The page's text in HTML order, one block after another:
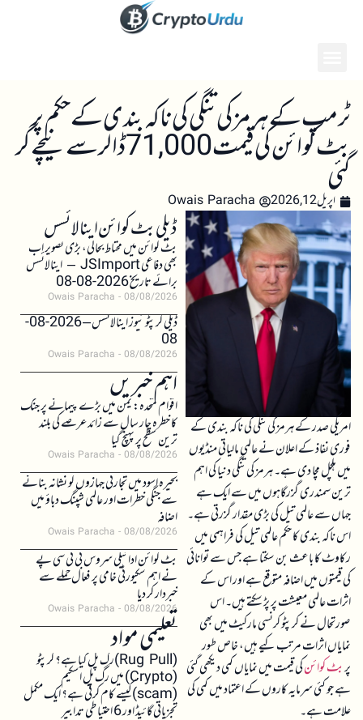
ٹرمپ کے ہرمز کی تنگی کی ناکہ بندی کے حکم پر
بٹ کوائن کی قیمت 71,000 ڈالر سے نیچے گر
گئیاپریل 12, 2026 Owais Paracha
امریکی صدر کے ہرمز کی تنگی کی ناکہ بندی کے
فوری نفاذ کے اعلان نے عالمی مالیاتی منڈیوں
میں ہلچل مچا دی ہے۔ ہرمز کی تنگی دنیا کی اہم
ترین سمندری گزرگاہوں میں سے ایک ہے
جہاں سے عالمی تیل کی بڑی مقدار گزرتی ہے۔
اس ناکہ بندی کا حکم عالمی تیل کی فراہمی میں
رکاوٹ کا باعث بن سکتا ہے جس سے توانائی
کی قیمتوں میں اضافہ متوقع ہے اور اس کے
اثرات عالمی معیشت پر پڑ سکتے ہیں۔ اس
صورتحال نے کرپٹو کرنسی مارکیٹ میں بھی
نمایاں اثرات مرتب کیے ہیں، خاص طور
پربٹ کوائنکی قیمت میں نمایاں کمی دیکھی گئی
ہے جو کئی سرمایہ کاروں کے اعتماد میں کمی کی
علامت ہے۔
ڈیلی بٹ کوائن اینالائسس
بٹ کوائن میں محتاط بحالی، بڑی تصویر اب
بھی دفاعی JSImport – اینالائسس
برائے تاریخ 2026-08-08
Owais Paracha 08/08/2026
ڈیلی کرپٹو نیوز اینالائسس – 2026-08-
08
Owais Paracha 08/08/2026
اہم خبریں
اقوام متحدہ: یمن میں بڑے پیمانے پر جنگ
کا خطرہ چار سال سے زائد عرصے کی بلند
ترین سطح پر پہنچ گیا
Owais Paracha 08/08/2026
بحیرہ اسود میں تجارتی جہازوں کو نشانہ بنانے
سے جنگی خطرات اور عالمی شپنگ دباؤ میں
اضافہ
Owais Paracha 08/08/2026
بٹ کوائن ادائیگی سروس بی ٹی سی پے
نے اہم سکیورٹی خامی پر فعال حملے سے
خبردار کر دیا
Owais Paracha 08/08/2026
تعلیمی مواد(Rug Pull)رگ پل کیا ہے؟ کرپٹو
(Crypto) میں رگ پل اسکیم
(scam)کیسے کام کرتی ہے؟ ایک مکمل
تجزیاتی گائیڈ اور 6 احتیاطی تدابیر